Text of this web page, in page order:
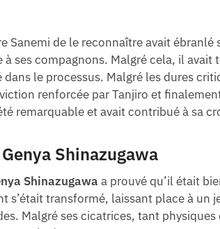
Sanemi de le reconnaître avait
à ses compagnons. Malgré cela, il
le processus. Malgré les dures
renforcée par Tanjiro et
remarquable et avait contribué à sa
Shinazugawa
Shinazugawa a prouvé qu’il était
s’était transformé, laissant place à
Malgré ses cicatrices, tant